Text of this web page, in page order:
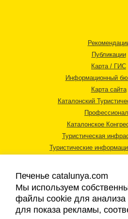
Публикации
Карта / ГИС
Информационный
Карта сайта
Каталонский
Каталонское
Туристическая
Туристические
Правовая
Печенье catalunya.com
Мы используем
файлы cookie для анализа
для показа рекламы,